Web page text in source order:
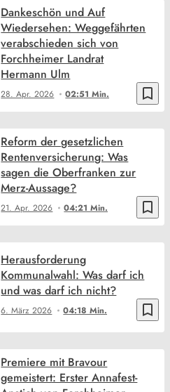
bookmark_border
28. Apr. 2026 02:51 Min.
Dankeschön und Auf
Wiedersehen: Weggefährten
verabschieden sich von
Forchheimer Landrat
Hermann Ulm
bookmark_border
21. Apr. 2026 04:21 Min.
Reform der gesetzlichen
Rentenversicherung: Was
sagen die Oberfranken zur
Merz-Aussage?
bookmark_border
6. März 2026 04:18 Min.
Herausforderung
Kommunalwahl: Was darf ich
und was darf ich nicht?
Premiere mit Bravour
gemeistert: Erster Annafest-